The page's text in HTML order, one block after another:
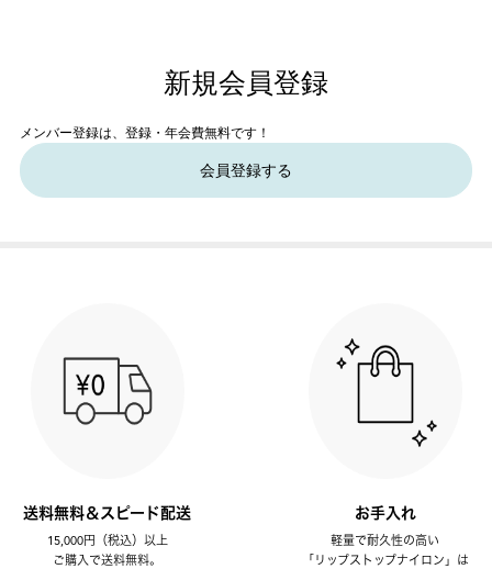
新規会員登録
メンバー登録は、登録・年会費無料です！
会員登録する
送料無料＆スピード配送
15,000円（税込）以上
ご購入で送料無料。
お手入れ
軽量で耐久性の高い
「リップストップナイロン」は